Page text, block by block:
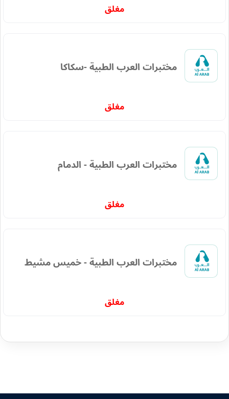
مغلق
مختبرات العرب الطبية -سكاكا
مغلق
مختبرات العرب الطبية - الدمام
مغلق
مختبرات العرب الطبية - خميس مشيط
مغلق